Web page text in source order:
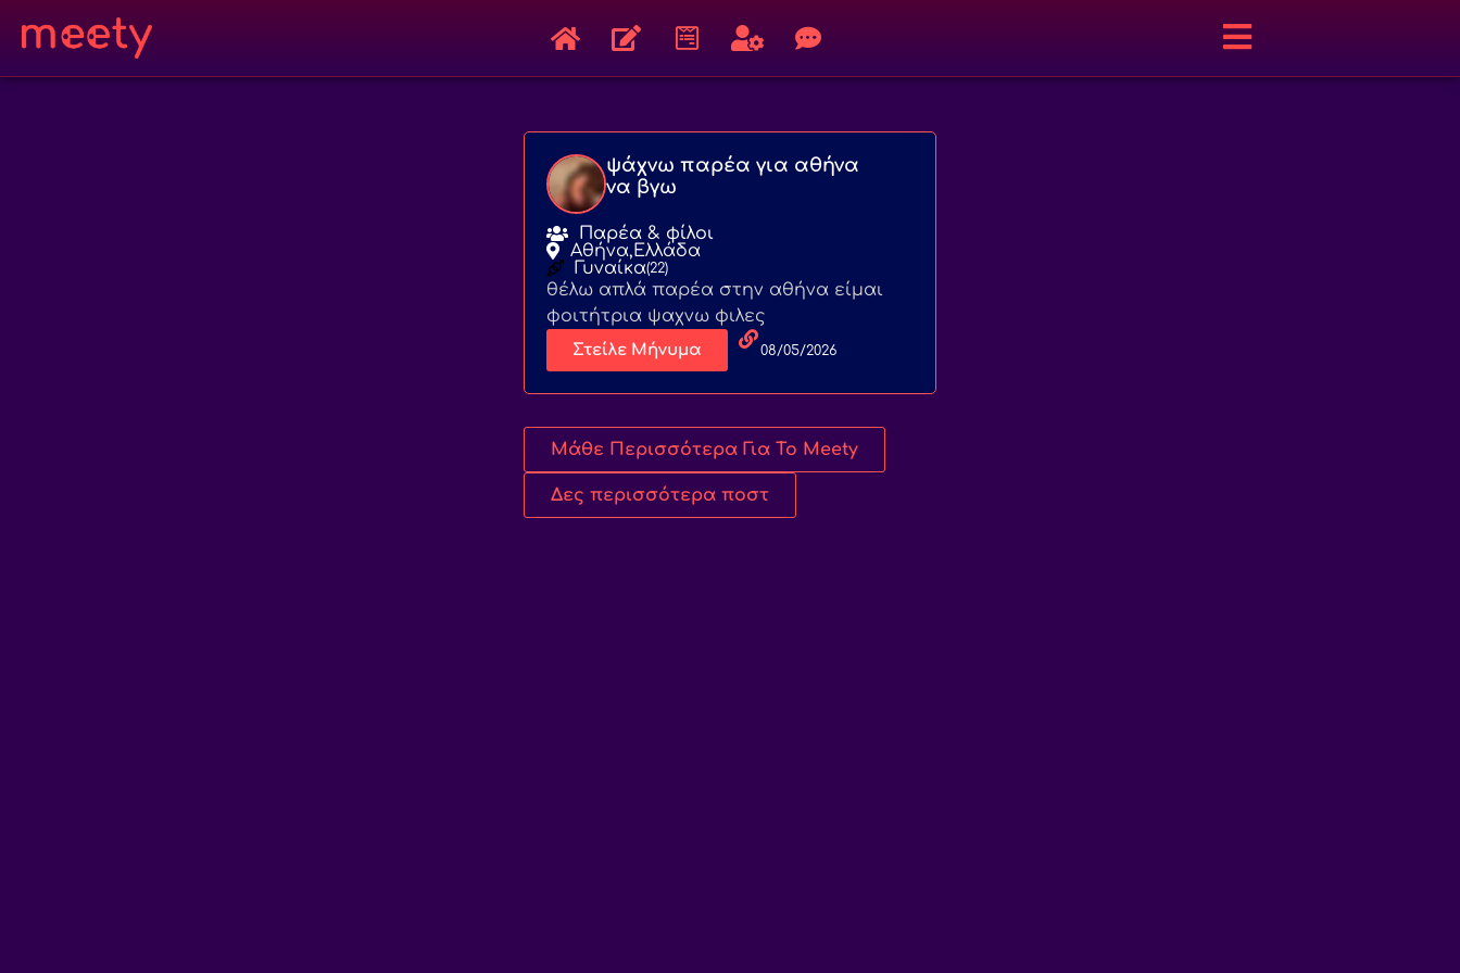
ψάχνω παρέα για αθήνα
να βγω
Παρέα & φίλοι
Αθήνα,Ελλάδα
Γυναίκα(22)
θέλω απλά παρέα στην αθήνα είμαι
φοιτήτρια ψαχνω φιλες
Στείλε Μήνυμα 08/05/2026
Μάθε Περισσότερα Για Το Meety
Δες περισσότερα ποστ